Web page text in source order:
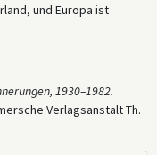
und Europa ist
1930–1982.
Verlagsanstalt Th.